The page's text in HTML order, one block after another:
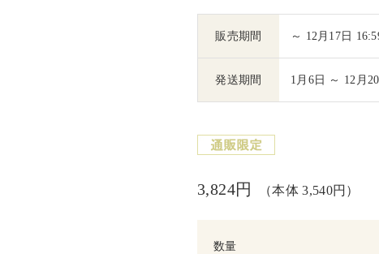
販売期間 ～ 12月17日
発送期間 1月6日 ～ 12月
3,824円 （本体 3,540円）
数量